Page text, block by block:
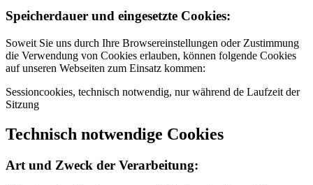
Speicherdauer und eingesetzte Cookies:
Soweit Sie uns durch Ihre Browsereinstellungen oder Zustimmung
die Verwendung von Cookies erlauben, können folgende Cookies
auf unseren Webseiten zum Einsatz kommen:
Sessioncookies, technisch notwendig, nur während de Laufzeit der
Sitzung
Technisch notwendige Cookies
Art und Zweck der Verarbeitung: